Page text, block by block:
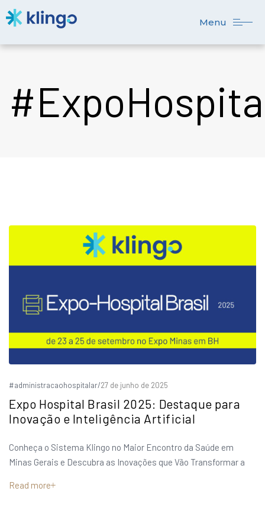
Menu
#administracaohospitalar/27 de junho de 2025
Expo Hospital Brasil 2025: Destaque para
Inovação e Inteligência Artificial
Conheça o Sistema Klingo no Maior Encontro da Saúde em
Minas Gerais e Descubra as Inovações que Vão Transformar a
Read more